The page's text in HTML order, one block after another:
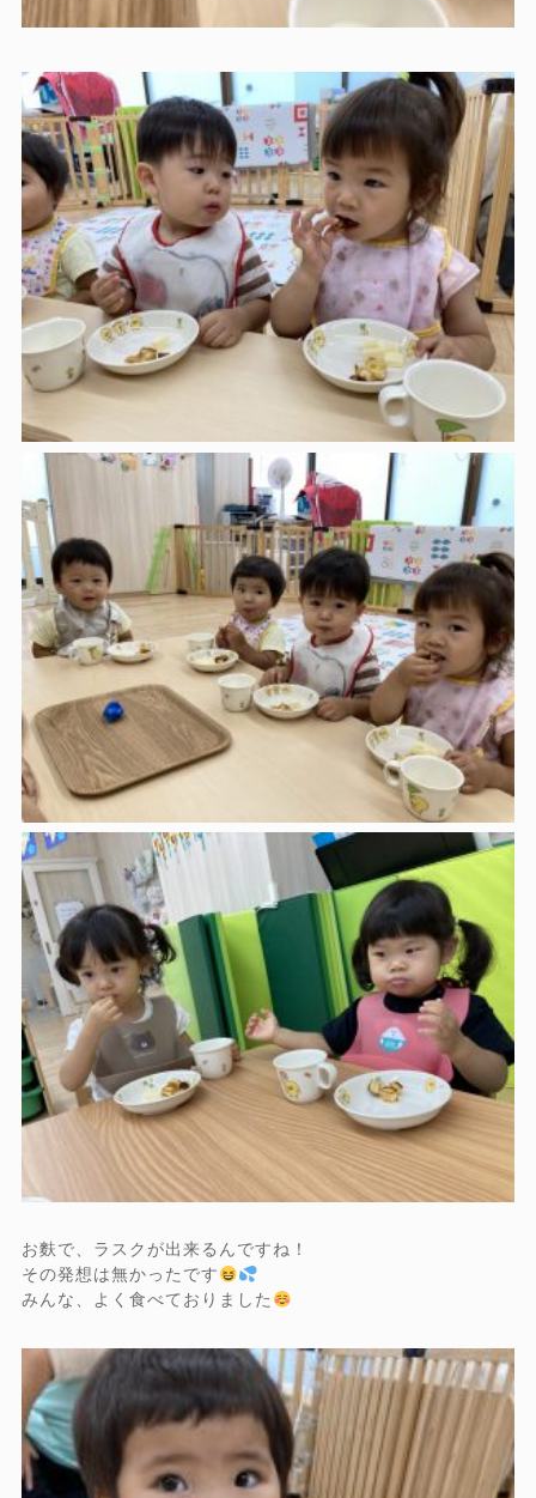
お麩で、ラスクが出来るんですね！
その発想は無かったです
みんな、よく食べておりました